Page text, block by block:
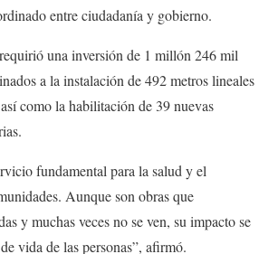
entre ciudadanía y gobierno.
una inversión de 1 millón 246 mil
a la instalación de 492 metros lineales
como la habilitación de 39 nuevas
fundamental para la salud y el
Aunque son obras que
y muchas veces no se ven, su impacto se
vida de las personas”, afirmó.